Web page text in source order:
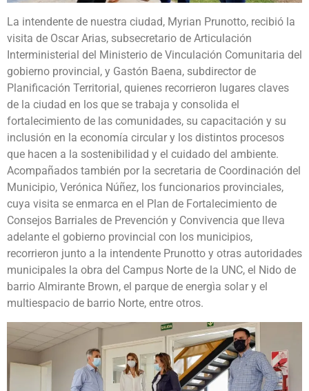
La intendente de nuestra ciudad, Myrian Prunotto, recibió la
visita de Oscar Arias, subsecretario de Articulación
Interministerial del Ministerio de Vinculación Comunitaria del
gobierno provincial, y Gastón Baena, subdirector de
Planificación Territorial, quienes recorrieron lugares claves
de la ciudad en los que se trabaja y consolida el
fortalecimiento de las comunidades, su capacitación y su
inclusión en la economía circular y los distintos procesos
que hacen a la sostenibilidad y el cuidado del ambiente.
Acompañados también por la secretaria de Coordinación del
Municipio, Verónica Núñez, los funcionarios provinciales,
cuya visita se enmarca en el Plan de Fortalecimiento de
Consejos Barriales de Prevención y Convivencia que lleva
adelante el gobierno provincial con los municipios,
recorrieron junto a la intendente Prunotto y otras autoridades
municipales la obra del Campus Norte de la UNC, el Nido de
barrio Almirante Brown, el parque de energìa solar y el
multiespacio de barrio Norte, entre otros.